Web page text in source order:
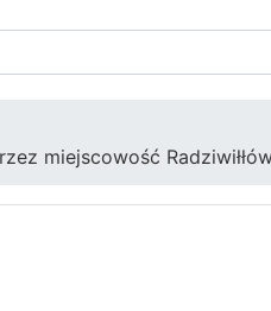
miejscowość